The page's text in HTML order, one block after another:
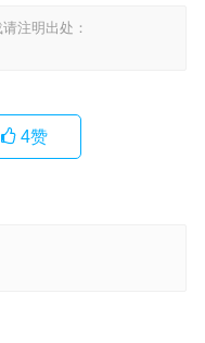
注明出处：
4赞